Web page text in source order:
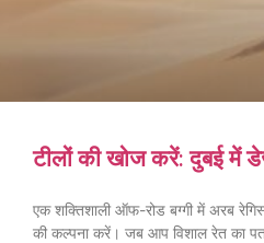
टीलों की खोज करें: दुबई में
एक शक्तिशाली ऑफ-रोड बग्गी में अरब
की कल्पना करें। जब आप विशाल रेत का